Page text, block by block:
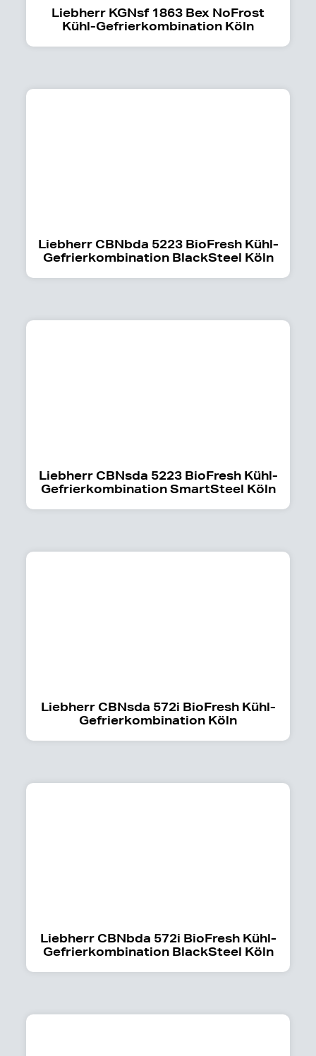
Liebherr KGNsf 1863 Bex NoFrost
Kühl-Gefrierkombination Köln
Liebherr CBNbda 5223 BioFresh Kühl-
Gefrierkombination BlackSteel Köln
Liebherr CBNsda 5223 BioFresh Kühl-
Gefrierkombination SmartSteel Köln
Liebherr CBNsda 572i BioFresh Kühl-
Gefrierkombination Köln
Liebherr CBNbda 572i BioFresh Kühl-
Gefrierkombination BlackSteel Köln